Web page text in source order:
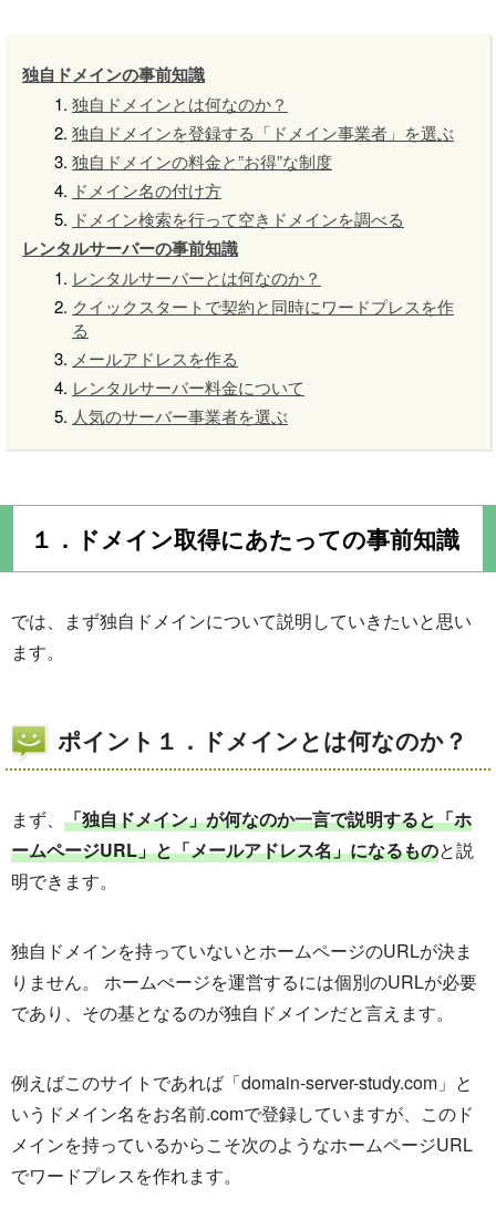
独自ドメインの事前知識
独自ドメインとは何なのか？
独自ドメインを登録する「ドメイン事業者」を選ぶ
独自ドメインの料金と”お得”な制度
ドメイン名の付け方
ドメイン検索を行って空きドメインを調べる
レンタルサーバーの事前知識
レンタルサーバーとは何なのか？
クイックスタートで契約と同時にワードプレスを作
る
メールアドレスを作る
レンタルサーバー料金について
人気のサーバー事業者を選ぶ
１．ドメイン取得にあたっての事前知識
では、まず独自ドメインについて説明していきたいと思い
ます。
ポイント１．ドメインとは何なのか？
まず、 「独自ドメイン」が何なのか一言で説明すると「ホ
ームページURL」と「メールアドレス名」になるものと説
明できます。
独自ドメインを持っていないとホームページのURLが決ま
りません。 ホームぺージを運営するには個別のURLが必要
であり、その基となるのが独自ドメインだと言えます。
例えばこのサイトであれば「domain-server-study.com」と
いうドメイン名をお名前.comで登録していますが、このド
メインを持っているからこそ次のようなホームページURL
でワードプレスを作れます。